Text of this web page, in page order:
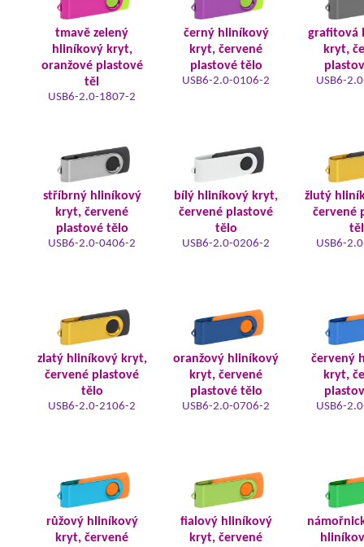
tmavě zelený
hliníkový kryt,
oranžové plastové
těl
USB6-2.0-1807-2
černý hliníkový
kryt, červené
plastové tělo
USB6-2.0-0106-2
grafitová
kryt,
USB6-
stříbrný hliníkový
kryt, červené
plastové tělo
USB6-2.0-0406-2
bílý hliníkový kryt,
červené plastové
tělo
USB6-2.0-0206-2
žlutý
červené
USB6-
zlatý hliníkový kryt,
červené plastové
tělo
USB6-2.0-2106-2
oranžový hliníkový
kryt, červené
plastové tělo
USB6-2.0-0706-2
červený
kryt,
USB6-
růžový hliníkový
kryt, červené
fialový hliníkový
kryt, červené